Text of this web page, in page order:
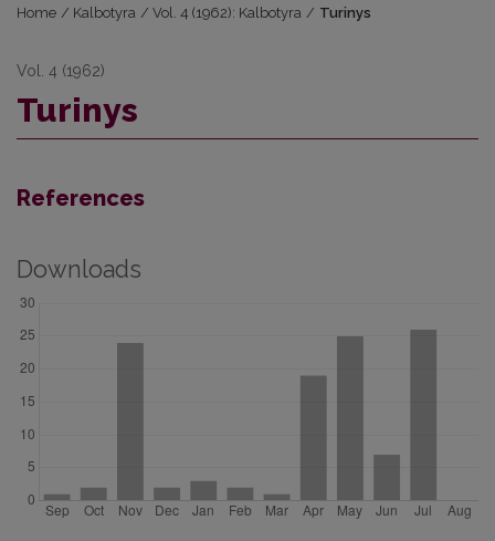
Home / Kalbotyra / Vol. 4 (1962): Kalbotyra / Turinys
Vol. 4 (1962)
Turinys
References
Downloads